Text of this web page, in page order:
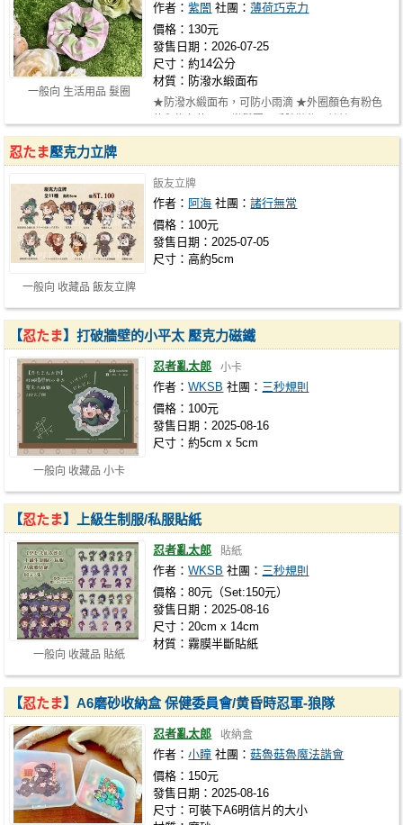
一般向 生活用品 髮圈
作者：紫闇 社團：薄荷巧克力
價格：130元
發售日期：2026-07-25
尺寸：約14公分
材質：防潑水緞面布
★防潑水緞面布，可防小雨滴 ★外圈顏色有粉色
一般向 收藏品 飯友立牌
忍たま壓克力立牌
飯友立牌
作者： 阿海 社團：諸行無常
價格：100元
發售日期：2025-07-05
尺寸：高約5cm
一般向 收藏品 小卡
【忍たま】打破牆壁的小平太 壓克力磁鐵
忍者亂太郎 小卡
作者：WKSB 社團： 三秒規則
價格：100元
發售日期：2025-08-16
尺寸：約5cm x 5cm
一般向 收藏品 貼紙
【忍たま】上級生制服/私服貼紙
忍者亂太郎 貼紙
作者：WKSB 社團： 三秒規則
價格：80元（Set:150元）
發售日期：2025-08-16
尺寸：20cm x 14cm
材質：霧膜半斷貼紙
【忍たま】A6磨砂收納盒 保健委員會/黄昏時忍軍-狼隊
忍者亂太郎 收納盒
作者：小瞳 社團：菇魯菇魯魔法諧會
價格：150元
發售日期：2025-08-16
尺寸：可裝下A6明信片的大小